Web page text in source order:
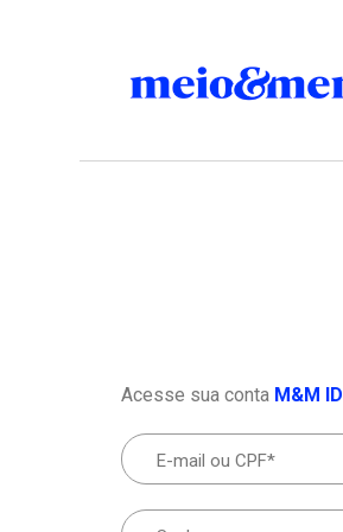
Acesse sua conta M&M ID